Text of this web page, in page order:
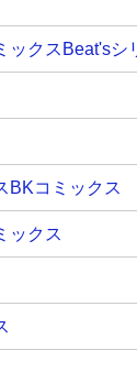
ックスBeat'sシ
BKコミックス
ックス